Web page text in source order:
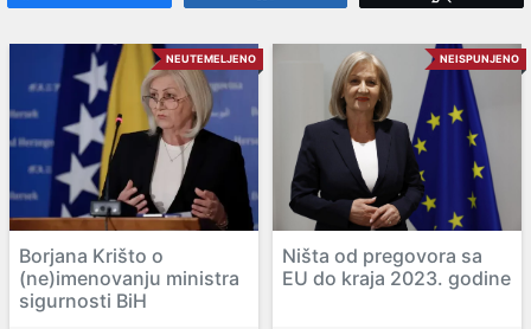
NEUTEMELJENO
Borjana Krišto o
(ne)imenovanju ministra
sigurnosti BiH
NEISPUNJENO
Ništa od pregovora sa
EU do kraja 2023. godine